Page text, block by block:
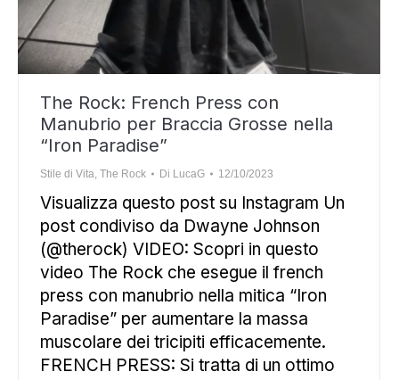
The Rock: French Press con
Manubrio per Braccia Grosse nella
“Iron Paradise”
Stile di Vita The Rock Di LucaG 12/10/2023
Visualizza questo post su Instagram Un
post condiviso da Dwayne Johnson
(@therock) VIDEO: Scopri in questo
video The Rock che esegue il french
press con manubrio nella mitica “Iron
Paradise” per aumentare la massa
muscolare dei tricipiti efficacemente.
FRENCH PRESS: Si tratta di un ottimo